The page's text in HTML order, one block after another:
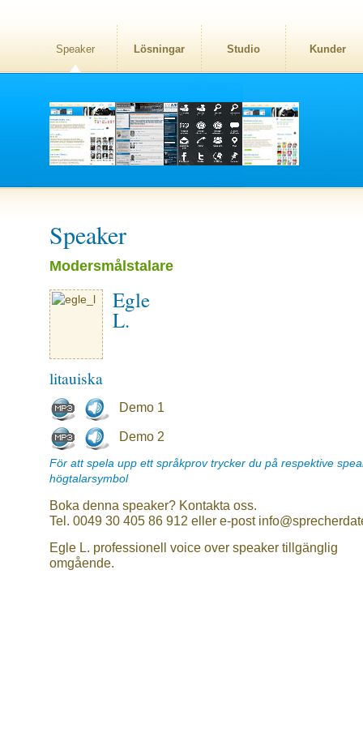
Speaker Lösningar Studio Kunder
Speaker
Modersmålstalare
Egle
L.
litauiska
Demo 1
Demo 2
För att spela upp ett språkprov trycker du på respektive
högtalarsymbol
Boka denna speaker? Kontakta oss.
Tel. 0049 30 405 86 912 eller e-post
Egle L. professionell voice over speaker tillgänglig
omgående.